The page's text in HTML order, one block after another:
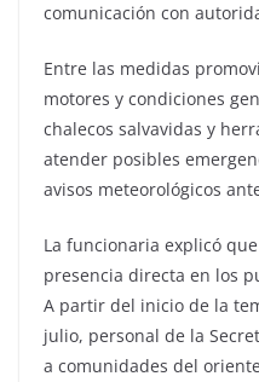
comunicación con
Entre las medidas
motores y condiciones
chalecos salvavidas y
atender posibles
avisos meteorológicos
La funcionaria explicó
presencia directa en los
A partir del inicio de la
julio, personal de la
a comunidades del